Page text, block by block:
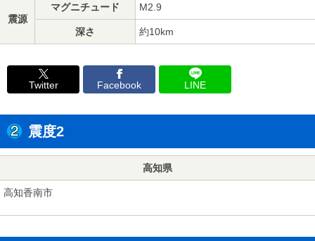
震源
マグニチュード M2.9
深さ 約10km
Twitter Facebook LINE
震度2
高知県
高知香南市